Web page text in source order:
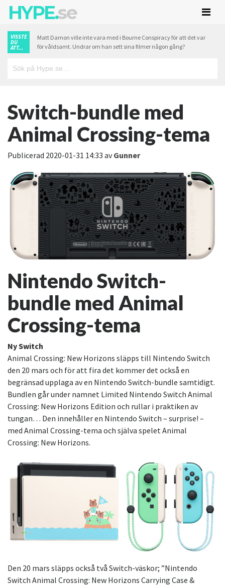
HYPE.se
VISSTE
DU
ATT...
Matt Damon ville inte vara med i Bourne Conspiracy för att det var
för våldsamt. Undrar om han sett sina filmer någon gång?
Switch-bundle med
Animal Crossing-tema
Publicerad 2020-01-31 14:33 avGunner
Nintendo Switch-
bundle med Animal
Crossing-tema
Ny Switch
Animal Crossing: New Horizons släpps till Nintendo Switch
den 20 mars och för att fira det kommer det också en
begränsad upplaga av en Nintendo Switch-bundle samtidigt.
Bundlen går under namnet Limited Nintendo Switch Animal
Crossing: New Horizons Edition och rullar i praktiken av
tungan… Den innehåller en Nintendo Switch – surprise! –
med Animal Crossing-tema och själva spelet Animal
Crossing: New Horizons.
Den 20 mars släpps också två Switch-väskor; ”Nintendo
Switch Animal Crossing: New Horizons Carrying Case &